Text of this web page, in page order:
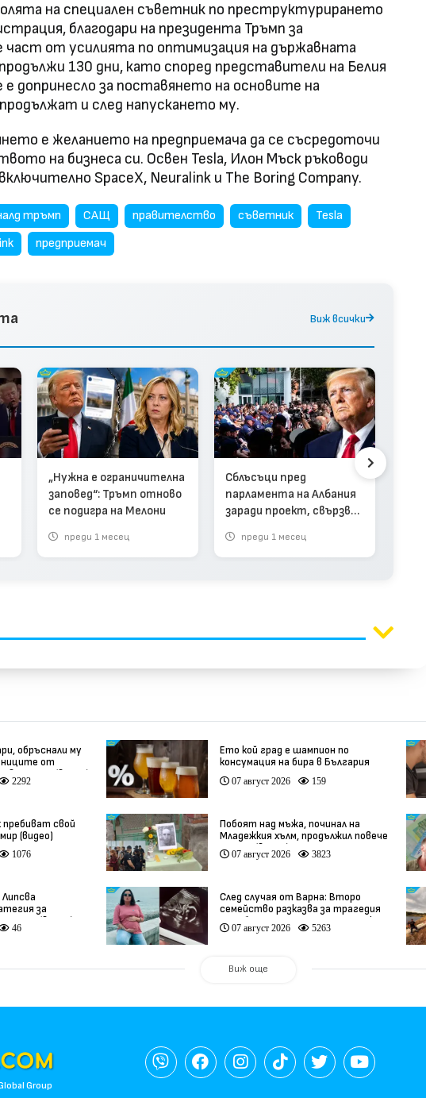
на специален съветник по преструктурирането
благодари на президента Тръмп за
от усилията по оптимизация на държавната
130 дни, като според представители на Белия
допринесло за поставянето на основите на
и след напускането му.
е желанието на предприемача да се съсредоточи
на бизнеса си. Освен Tesla, Илон Мъск ръководи
SpaceX, Neuralink и The Boring Company.
тръмп САЩ правителство съветник
Tesla
предприемач
Виж всички
„Нужна е ограничителна
заповед“: Тръмп отново
се подигра на Мелони
преди 1 месец
Сблъсъци пред
парламента на Албания
заради проект, свързван
преди 1 месец
обръснали му
от
в ареста (видео)
2292
Ето кой град е шампион по
консумация на бира в България
07 август 2026 159
пребиват свой
(видео)
1076
Побоят над мъжа, починал на
Младежкия хълм, продължил повече
от час (видео)
07 август 2026 3823
за
(видео)
46
След случая от Варна: Второ
семейство разказва за трагедия
след бременност при същия лекар
(видео)
07 август 2026 5263
Виж още
Group